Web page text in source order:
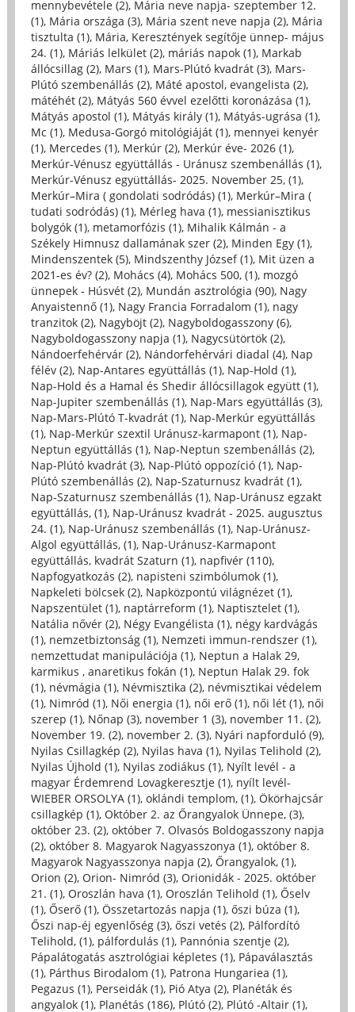
mennybevétele (2), Mária neve napja- szeptember 12.
(1), Mária országa (3), Mária szent neve napja (2), Mária
tisztulta (1), Mária, Keresztények segítője ünnep- május
24. (1), Máriás lelkület (2), máriás napok (1), Markab
állócsillag (2), Mars (1), Mars-Plútó kvadrát (3), Mars-
Plútó szembenállás (2), Máté apostol, evangelista (2),
mátéhét (2), Mátyás 560 évvel ezelőtti koronázása (1),
Mátyás apostol (1), Mátyás király (1), Mátyás-ugrása (1),
Mc (1), Medusa-Gorgó mitológiáját (1), mennyei kenyér
(1), Mercedes (1), Merkúr (2), Merkúr éve- 2026 (1),
Merkúr-Vénusz együttállás - Uránusz szembenállás (1),
Merkúr-Vénusz együttállás- 2025. November 25, (1),
Merkúr–Mira ( gondolati sodródás) (1), Merkúr–Mira (
tudati sodródás) (1), Mérleg hava (1), messianisztikus
bolygók (1), metamorfózis (1), Mihalik Kálmán - a
Székely Himnusz dallamának szer (2), Minden Egy (1),
Mindenszentek (5), Mindszenthy József (1), Mit üzen a
2021-es év? (2), Mohács (4), Mohács 500, (1), mozgó
ünnepek - Húsvét (2), Mundán asztrológia (90), Nagy
Anyaistennő (1), Nagy Francia Forradalom (1), nagy
tranzitok (2), Nagyböjt (2), Nagyboldogasszony (6),
Nagyboldogasszony napja (1), Nagycsütörtök (2),
Nándoerfehérvár (2), Nándorfehérvári diadal (4), Nap
félév (2), Nap-Antares együttállás (1), Nap-Hold (1),
Nap-Hold és a Hamal és Shedir állócsillagok együtt (1),
Nap-Jupiter szembenállás (1), Nap-Mars együttállás (3),
Nap-Mars-Plútó T-kvadrát (1), Nap-Merkúr együttállás
(1), Nap-Merkúr szextil Uránusz-karmapont (1), Nap-
Neptun együttállás (1), Nap-Neptun szembenállás (2),
Nap-Plútó kvadrát (3), Nap-Plútó oppozíció (1), Nap-
Plútó szembenállás (2), Nap-Szaturnusz kvadrát (1),
Nap-Szaturnusz szembenállás (1), Nap-Uránusz egzakt
együttállás, (1), Nap-Uránusz kvadrát - 2025. augusztus
24. (1), Nap-Uránusz szembenállás (1), Nap-Uránusz-
Algol együttállás, (1), Nap-Uránusz-Karmapont
együttállás, kvadrát Szaturn (1), napfivér (110),
Napfogyatkozás (2), napisteni szimbólumok (1),
Napkeleti bölcsek (2), Napközpontú világnézet (1),
Napszentület (1), naptárreform (1), Naptisztelet (1),
Natália nővér (2), Négy Evangélista (1), négy kardvágás
(1), nemzetbiztonság (1), Nemzeti immun-rendszer (1),
nemzettudat manipulációja (1), Neptun a Halak 29,
karmikus , anaretikus fokán (1), Neptun Halak 29. fok
(1), névmágia (1), Névmisztika (2), névmisztikai védelem
(1), Nimród (1), Női energia (1), női erő (1), női lét (1), női
szerep (1), Nőnap (3), november 1 (3), november 11. (2),
November 19. (2), november 2. (3), Nyári napforduló (9),
Nyilas Csillagkép (2), Nyilas hava (1), Nyilas Telihold (2),
Nyilas Újhold (1), Nyilas zodiákus (1), Nyílt levél - a
magyar Érdemrend Lovagkeresztje (1), nyílt levél-
WIEBER ORSOLYA (1), oklándi templom, (1), Ökörhajcsár
csillagkép (1), Október 2. az Őrangyalok Ünnepe, (3),
október 23. (2), október 7. Olvasós Boldogasszony napja
(2), október 8. Magyarok Nagyasszonya (1), október 8.
Magyarok Nagyasszonya napja (2), Őrangyalok, (1),
Orion (2), Orion- Nimród (3), Orionidák - 2025. október
21. (1), Oroszlán hava (1), Oroszlán Telihold (1), Őselv
(1), Őserő (1), Összetartozás napja (1), őszi búza (1),
Őszi nap-éj egyenlőség (3), őszi vetés (2), Pálfordító
Telihold, (1), pálfordulás (1), Pannónia szentje (2),
Pápalátogatás asztrológiai képletes (1), Pápaválasztás
(1), Párthus Birodalom (1), Patrona Hungariea (1),
Pegazus (1), Perseidák (1), Pió Atya (2), Planéták és
angyalok (1), Planétás (186), Plútó (2), Plútó -Altair (1),